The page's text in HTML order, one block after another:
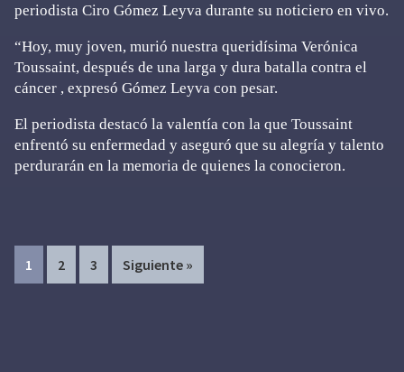
periodista Ciro Gómez Leyva durante su noticiero en vivo.
“Hoy, muy joven, murió nuestra queridísima Verónica
Toussaint, después de una larga y dura batalla contra el
cáncer , expresó Gómez Leyva con pesar.
El periodista destacó la valentía con la que Toussaint
enfrentó su enfermedad y aseguró que su alegría y talento
perdurarán en la memoria de quienes la conocieron.
Page
1 Page
2 Page
3 Siguiente »